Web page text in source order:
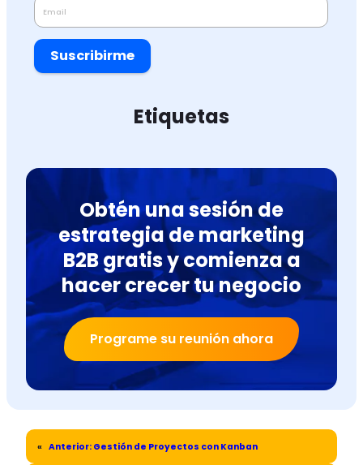
Suscribirme
Etiquetas
Obtén una sesión de
estrategia de marketing
B2B gratis y comienza a
hacer crecer tu negocio
Programe su reunión ahora
« Anterior: Gestión de Proyectos con Kanban